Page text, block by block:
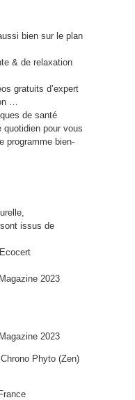
bien sur le plan
& de relaxation
gratuits d’expert
…
de santé
pour vous
programme bien-
issus de
2023
2023
Phyto (Zen)